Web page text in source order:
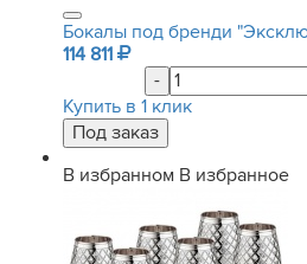
Бокалы под бренди
114 811
-
Купить в 1 клик
В избранном В избранное